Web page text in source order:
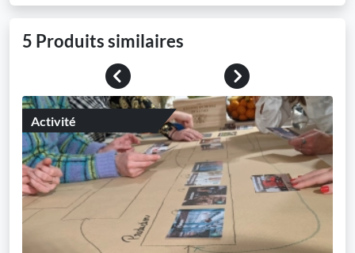
5 Produits similaires
Previous
Next
Activité